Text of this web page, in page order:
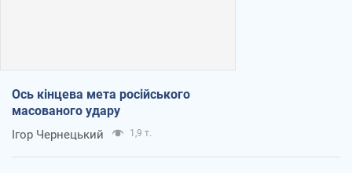
Ось кінцева мета російського
масованого удару
Ігор Чернецький 1,9 т.